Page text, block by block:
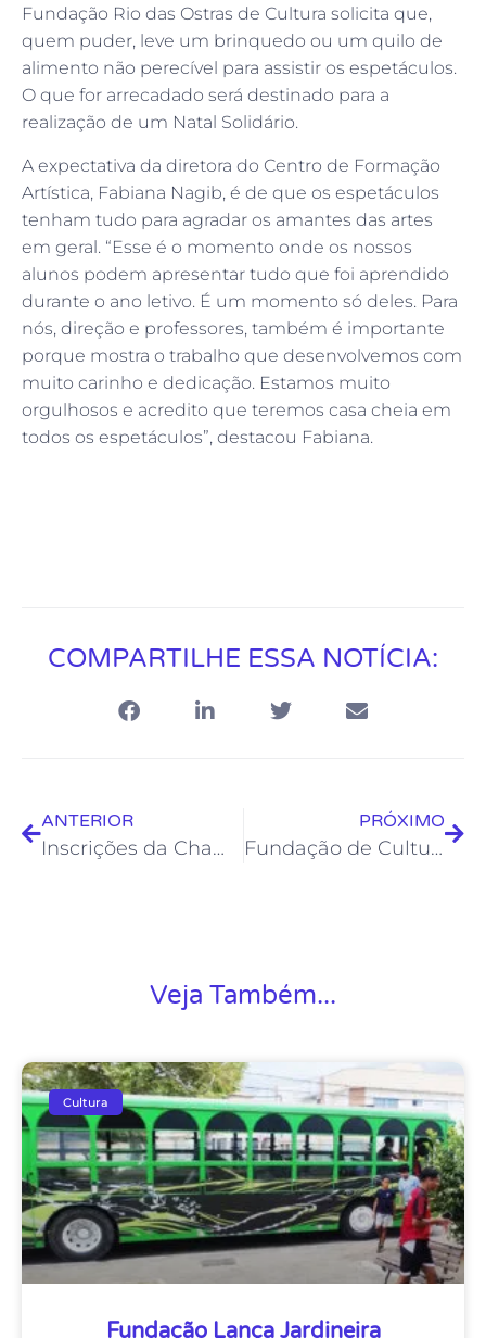
Fundação Rio das Ostras de Cultura solicita que,
quem puder, leve um brinquedo ou um quilo de
alimento não perecível para assistir os espetáculos.
O que for arrecadado será destinado para a
realização de um Natal Solidário.
A expectativa da diretora do Centro de Formação
Artística, Fabiana Nagib, é de que os espetáculos
tenham tudo para agradar os amantes das artes
em geral. “Esse é o momento onde os nossos
alunos podem apresentar tudo que foi aprendido
durante o ano letivo. É um momento só deles. Para
nós, direção e professores, também é importante
porque mostra o trabalho que desenvolvemos com
muito carinho e dedicação. Estamos muito
orgulhosos e acredito que teremos casa cheia em
todos os espetáculos”, destacou Fabiana.
COMPARTILHE ESSA NOTÍCIA:
ANTERIOR
Inscrições da Chamada Pública da Fundação de Cultura para realização do Auto de Natal estão abertas
PRÓXIMO
Fundação de Cultura promove shows na Boca da Barra no feriado
Veja Também...
Cultura
Fundação Lança Jardineira